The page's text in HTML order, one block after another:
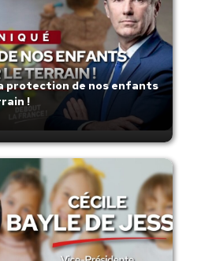
protection de nos enfants
!